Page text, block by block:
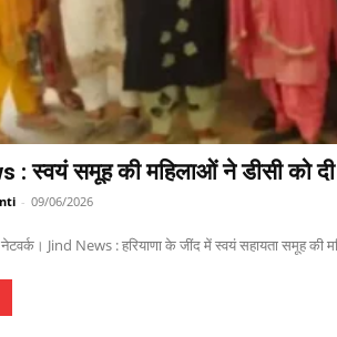
: स्वयं समूह की महिलाओं ने डीसी को
- 09/06/2026
Jind News : हरियाणा के जींद में स्वयं सहायता समूह